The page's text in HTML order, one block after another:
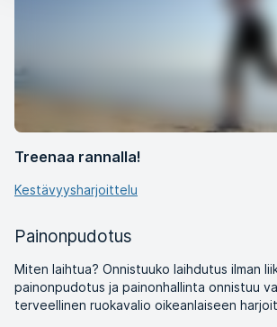
Treenaa rannalla!
Kestävyysharjoittelu
Painonpudotus
Miten laihtua? Onnistuuko laihdutus ilman
painonpudotus ja painonhallinta onnistuu
terveellinen ruokavalio oikeanlaiseen